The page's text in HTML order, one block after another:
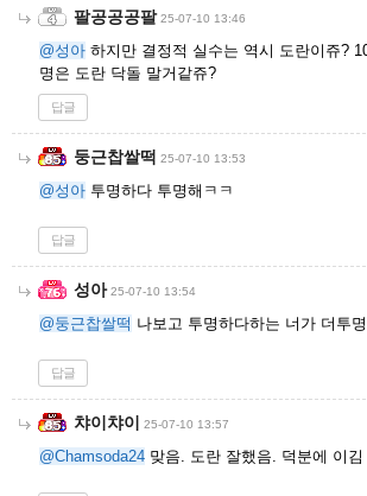
팔공공공팔 25-07-10 13:46
@성아 하지만 결정적 실수는 역시 도란이쥬?
명은 도란 닥돌 말거같쥬?
답글
둥근찹쌀떡 25-07-10 13:53
@성아 투명하다 투명해ㅋㅋ
답글
성아 25-07-10 13:54
@둥근찹쌀떡 나보고 투명하다하는 너가 더투
답글
챠이챠이 25-07-10 13:57
@Chamsoda24 맞음. 도란 잘했음. 덕분에 이김